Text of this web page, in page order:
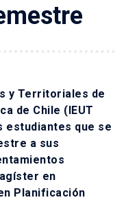
y Territoriales de
de Chile (IEUT
estudiantes que se
a sus
en
Planificación